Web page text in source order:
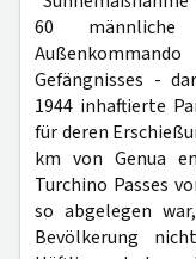
60 männliche
Gefängnisses -
1944 inhaftierte
für deren
km von Genua
Turchino Passes
so abgelegen
Bevölkerung